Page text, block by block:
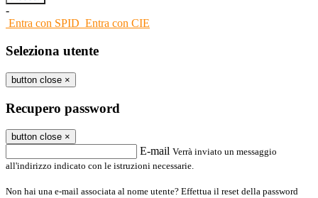
-
Entra con SPID Entra con CIE
Seleziona utente
button close ×
Recupero password
button close ×
E-mail Verrà inviato un messaggio
all'indirizzo indicato con le istruzioni necessarie.
Non hai una e-mail associata al nome utente? Effettua il reset della password